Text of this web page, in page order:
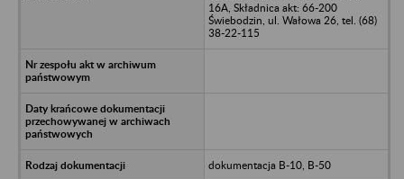
16A, Składnica akt: 66-200
Świebodzin, ul. Wałowa 26, tel. (68)
38-22-115
dokumentacja B-10, B-50